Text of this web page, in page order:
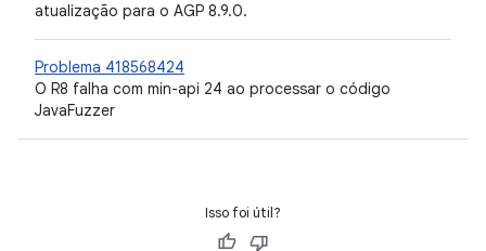
atualização para o AGP 8.9.0.
Problema 418568424
O R8 falha com min-api 24 ao processar o código
JavaFuzzer
Isso foi útil?